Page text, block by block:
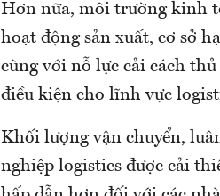
Hơn nữa, môi trường kinh
hoạt động sản xuất, cơ sở
cùng với nỗ lực cải cách
điều kiện cho lĩnh vực
Khối lượng vận chuyển,
nghiệp logistics được cải